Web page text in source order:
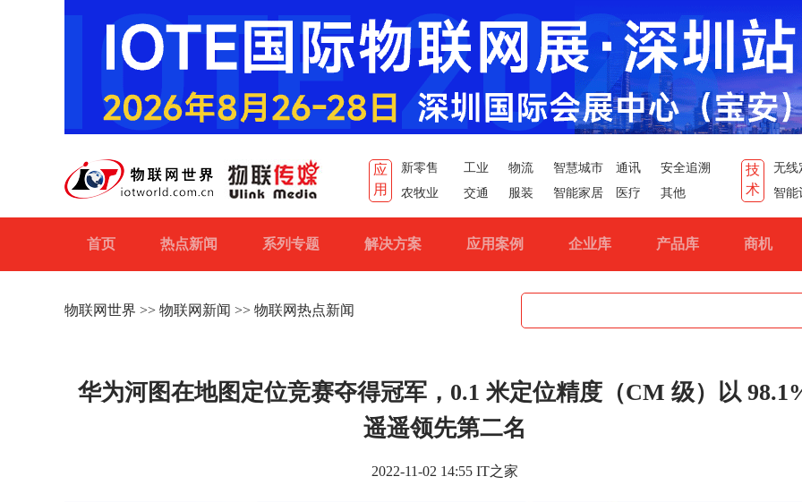
应
用
新零售 工业 物流 智慧城市 通讯
安全追溯
农牧业
交通 服装 智能家居 医疗 其他
技
术
无线
智能
首页 热点新闻 系列专题 解决方案 应用案例 企业库 产品库 商机
物联网世界 >> 物联网新闻 >> 物联网热点新闻
华为河图在地图定位竞赛夺得冠军，0.1 米定位精度（CM 级）以
遥遥领先第二名
2022-11-02 14:55 IT之家